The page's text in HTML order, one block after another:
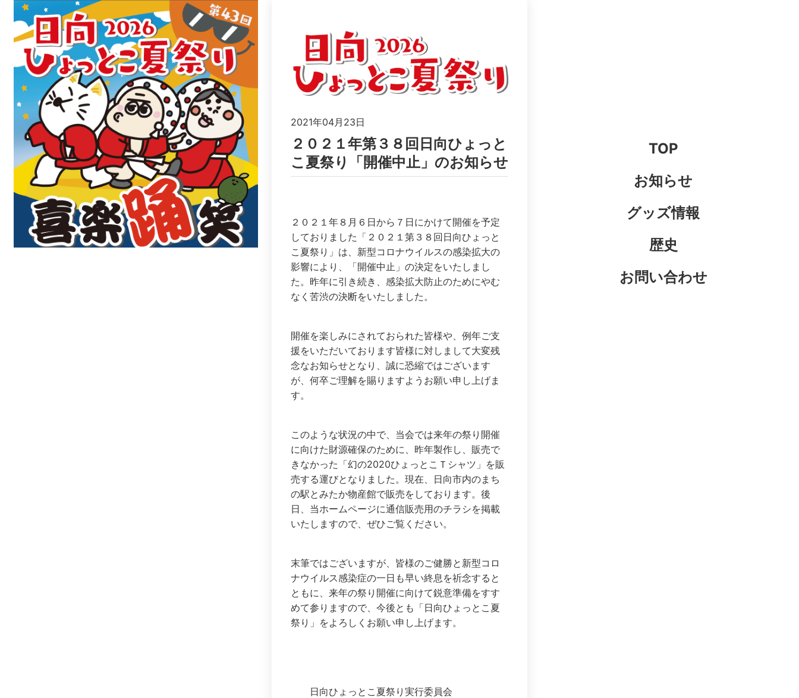
2021年04月23日
２０２１年第３８回日向ひょっと
こ夏祭り「開催中止」のお知らせ
２０２１年８月６日から７日にかけて開催を予定
しておりました「２０２１第３８回日向ひょっと
こ夏祭り」は、新型コロナウイルスの感染拡大の
影響により、「開催中止」の決定をいたしまし
た。昨年に引き続き、感染拡大防止のためにやむ
なく苦渋の決断をいたしました。
開催を楽しみにされておられた皆様や、例年ご支
援をいただいております皆様に対しまして大変残
念なお知らせとなり、誠に恐縮ではございます
が、何卒ご理解を賜りますようお願い申し上げま
す。
このような状況の中で、当会では来年の祭り開催
に向けた財源確保のために、昨年製作し、販売で
きなかった「幻の2020ひょっとこＴシャツ」を販
売する運びとなりました。現在、日向市内のまち
の駅とみたか物産館で販売をしております。後
日、当ホームページに通信販売用のチラシを掲載
いたしますので、ぜひご覧ください。
末筆ではございますが、皆様のご健勝と新型コロ
ナウイルス感染症の一日も早い終息を祈念すると
ともに、来年の祭り開催に向けて鋭意準備をすす
めて参りますので、今後とも「日向ひょっとこ夏
祭り」をよろしくお願い申し上げます。
日向ひょっとこ夏祭り実行委員会
TOP
お知らせ
グッズ情報
歴史
お問い合わせ